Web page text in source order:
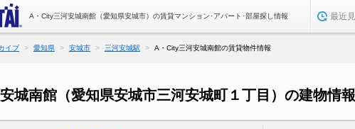
A・City三河安城南館（愛知県安城市）の賃貸マンション･アパート･部屋探し情報 最近
イブ 愛知県 安城市 三河安城駅 A・City三河安城南館の賃貸物件情報
城南館（愛知県安城市三河安城町１丁目）の建物情報